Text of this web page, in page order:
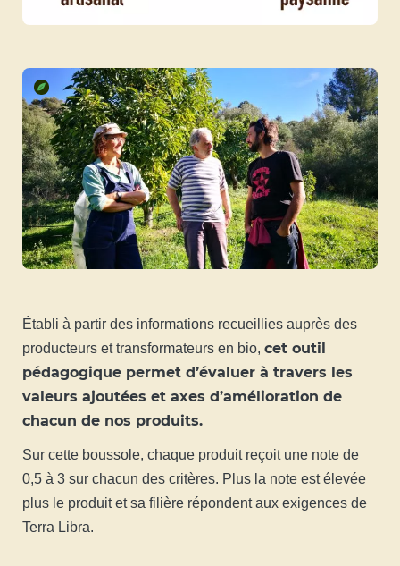
Établi à partir des informations recueillies auprès des
producteurs et transformateurs en bio, cet outil
pédagogique permet d’évaluer à travers les
valeurs ajoutées et axes d’amélioration de
chacun de nos produits.
Sur cette boussole, chaque produit reçoit une note de
0,5 à 3 sur chacun des critères. Plus la note est élevée
plus le produit et sa filière répondent aux exigences de
Terra Libra.